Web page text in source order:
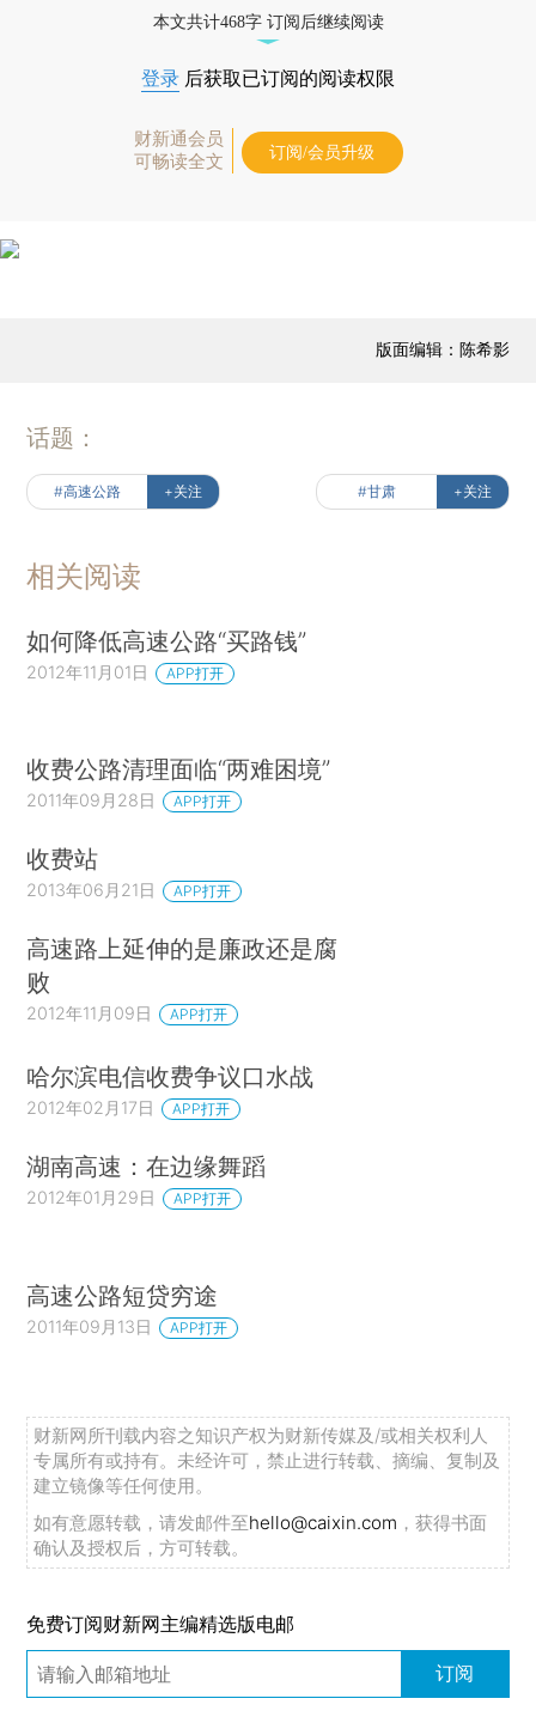
本文共计468字 订阅后继续阅读
登录 后获取已订阅的阅读权限
财新通会员
可畅读全文
订阅/会员升级
版面编辑：陈希影
话题：
#高速公路 +关注 #甘肃 +关注
相关阅读
如何降低高速公路“买路钱”
2012年11月01日 APP打开
收费公路清理面临“两难困境”
2011年09月28日 APP打开
收费站
2013年06月21日 APP打开
高速路上延伸的是廉政还是腐
败
2012年11月09日 APP打开
哈尔滨电信收费争议口水战
2012年02月17日 APP打开
湖南高速：在边缘舞蹈
2012年01月29日 APP打开
高速公路短贷穷途
2011年09月13日 APP打开
财新网所刊载内容之知识产权为财新传媒及/或相关权利人
专属所有或持有。未经许可，禁止进行转载、摘编、复制及
建立镜像等任何使用。
如有意愿转载，请发邮件至hello@caixin.com ，获得书面
确认及授权后，方可转载。
免费订阅财新网主编精选版电邮
订阅